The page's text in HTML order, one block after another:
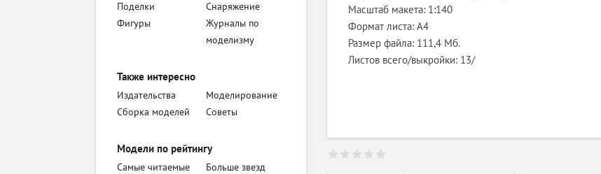
Масштаб макета: 1:140
Формат листа: А4
Размер файла: 111,4 Мб.
Листов всего/выкройки: 13/
Поделки
Снаряжение
Фигуры
Журналы по
моделизму
Также интересно
Издательства
Моделирование
Сборка моделей
Советы
Модели по рейтингу
Самые читаемые
Больше звезд